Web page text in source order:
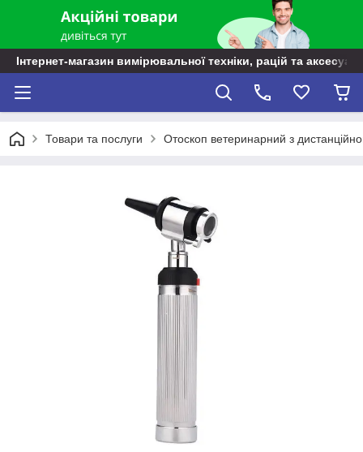
Інтернет-магазин вимірювальної техніки, рацій та
Товари та послуги Отоскоп ветеринарний з